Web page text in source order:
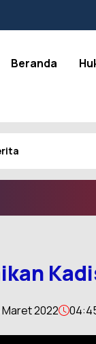
Beranda
2022